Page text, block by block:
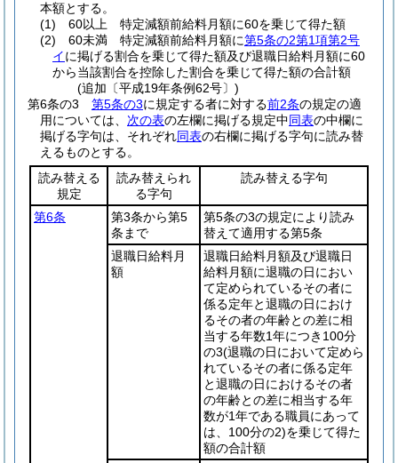
本額とする。
(1)
60以上 特定減額前給料月額に60を乗じて得た額
(2)
60未満 特定減額前給料月額に第5条の2第1項第2号
イに掲げる割合を乗じて得た額及び退職日給料月額に60
から当該割合を控除した割合を乗じて得た額の合計額
(追加〔平成19年条例62号〕)
第6条の3
第5条の3に規定する者に対する前2条の規定の適
用については、 次の表の左欄に掲げる規定中同表の中欄に
掲げる字句は、それぞれ同表の右欄に掲げる字句に読み替
えるものとする。
読み替える
規定
読み替えられ
る字句
読み替える字句
第6条
第3条から第5
条まで
第5条の3の規定により読み
替えて適用する第5条
退職日給料月
額
退職日給料月額及び退職日
給料月額に退職の日におい
て定められているその者に
係る定年と退職の日におけ
るその者の年齢との差に相
当する年数1年につき100分
の3(退職の日において定めら
れているその者に係る定年
と退職の日におけるその者
の年齢との差に相当する年
数が1年である職員にあって
は、100分の2)を乗じて得た
額の合計額